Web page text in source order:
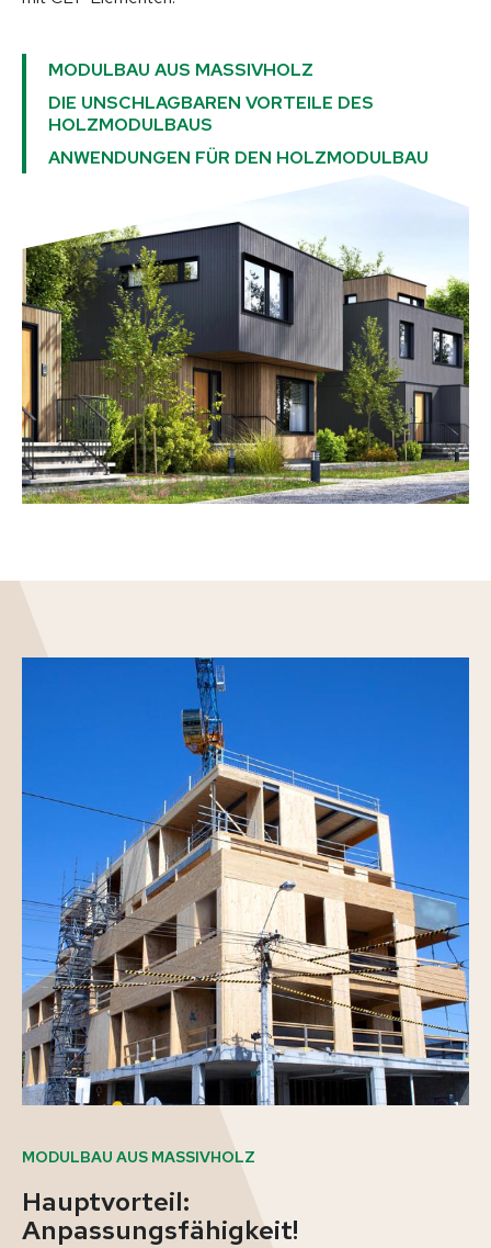
Für Bauherren
Für Planer & Architekten
Für Unternehmen & Handwerk
Bautechnik & Expertise
Projekte
Wohnhäuser
Gewerbe & Industrie
Öffentliche Bauten
MODULBAU AUS MASSIVHOLZ
DIE UNSCHLAGBAREN VORTEILE DES
HOLZMODULBAUS
ANWENDUNGEN FÜR DEN HOLZMODULBAU
MODULBAU AUS MASSIVHOLZ
Hauptvorteil:
Anpassungsfähigkeit!